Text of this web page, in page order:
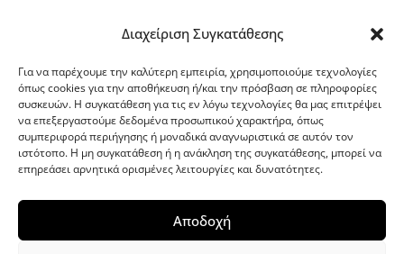
Διαχείριση Συγκατάθεσης
Για να παρέχουμε την καλύτερη εμπειρία, χρησιμοποιούμε τεχνολογίες
όπως cookies για την αποθήκευση ή/και την πρόσβαση σε πληροφορίες
συσκευών. Η συγκατάθεση για τις εν λόγω τεχνολογίες θα μας επιτρέψει
να επεξεργαστούμε δεδομένα προσωπικού χαρακτήρα, όπως
συμπεριφορά περιήγησης ή μοναδικά αναγνωριστικά σε αυτόν τον
ιστότοπο. Η μη συγκατάθεση ή η ανάκληση της συγκατάθεσης, μπορεί να
επηρεάσει αρνητικά ορισμένες λειτουργίες και δυνατότητες.
Αποδοχή
G-point.gr